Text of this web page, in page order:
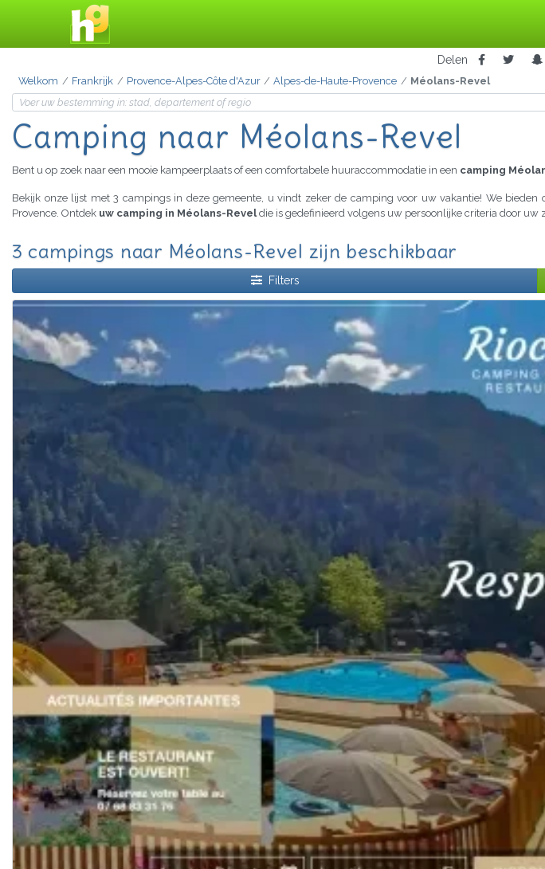
Delen
Welkom Frankrijk Provence-Alpes-Côte d'Azur Alpes-de-Haute-Provence Méolans-Revel
Camping naar Méolans-Revel
Bent u op zoek naar een mooie kampeerplaats of een comfortabele huuraccommodatie in een camping
Bekijk onze lijst met 3 campings in deze gemeente, u vindt zeker de camping voor uw vakantie! We bieden
Provence. Ontdek uw camping in Méolans-Reveldie is gedefinieerd volgens uw persoonlijke criteria door uw
3 campings naar Méolans-Revel zijn beschikbaar
Filters